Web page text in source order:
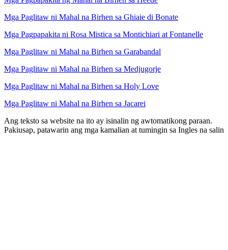
Mga Paglitaw ni Mahal na Birhen sa Ghiaie di Bonate
Mga Pagpapakita ni Rosa Mistica sa Montichiari at Fontanelle
Mga Paglitaw ni Mahal na Birhen sa Garabandal
Mga Paglitaw ni Mahal na Birhen sa Medjugorje
Mga Paglitaw ni Mahal na Birhen sa Holy Love
Mga Paglitaw ni Mahal na Birhen sa Jacarei
Ang teksto sa website na ito ay isinalin ng awtomatikong paraan.
Pakiusap, patawarin ang mga kamalian at tumingin sa Ingles na salin